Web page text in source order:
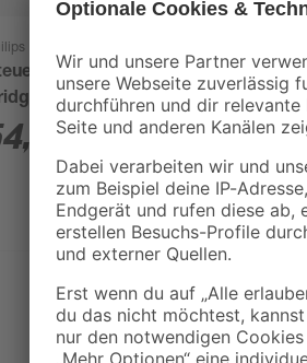
'Hue
weiß
,
LED-
'Hue'
5,2 W 400
19,99